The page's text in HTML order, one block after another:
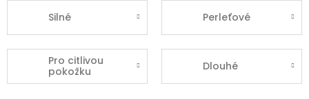
Silné Perleťové
Pro citlivou
pokožku
Dlouhé